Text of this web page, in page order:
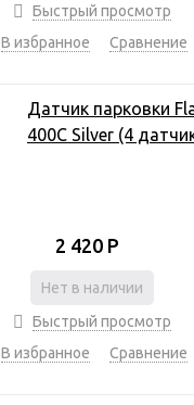
Быстрый просмотр
В избранное
Сравнение
Датчик парковки
400C Silver (4
2 420 Р
Нет в наличии
Быстрый просмотр
В избранное
Сравнение